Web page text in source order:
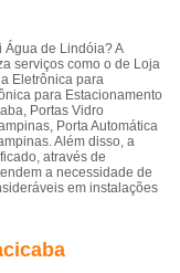
Água de Lindóia? A
serviços como o de Loja
Eletrônica para
para Estacionamento
Portas Vidro
Porta Automática
Além disso, a
através de
a necessidade de
em instalações